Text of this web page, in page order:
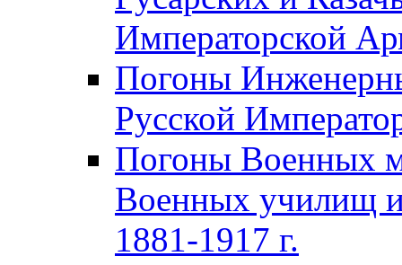
Императорской
Погоны
Русской
Погоны Военных
Военных училищ
1881-1917 г.